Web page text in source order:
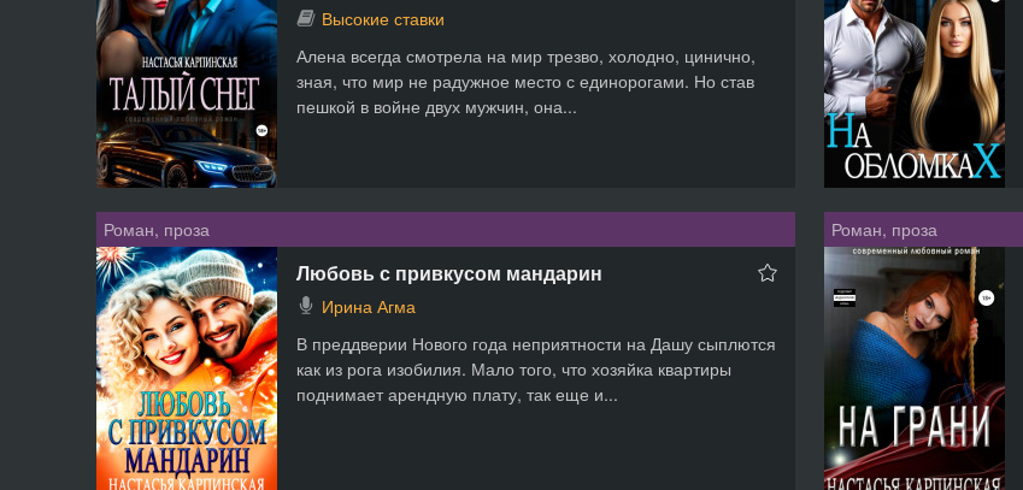
Высокие ставки
Алена всегда смотрела на мир трезво, холодно, цинично,
зная, что мир не радужное место с единорогами. Но став
пешкой в войне двух мужчин, она...
Роман, проза
Любовь с привкусом мандарин
Ирина Агма
В преддверии Нового года неприятности на Дашу сыплются
как из рога изобилия. Мало того, что хозяйка квартиры
поднимает арендную плату, так еще и...
Роман, проза